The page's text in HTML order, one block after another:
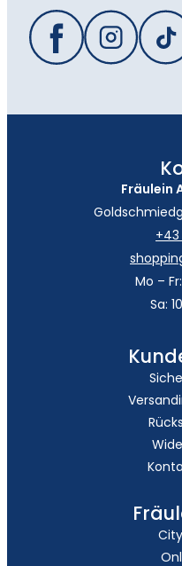
Fräulein
+43
Mo –
Sa: